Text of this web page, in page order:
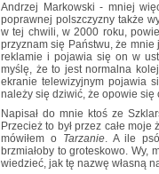
Andrzej Markowski - mniej
poprawnej polszczyzny także
w tej chwili, w 2000 roku,
przyznam się Państwu, że
reklamie i pojawia się on w
myślę, że to jest normalna
ekranie telewizyjnym pojawia
należy się dziwić, że opowie
Napisał do mnie ktoś ze
Przecież to był przez całe moje
mówiłem o Tarzanie. A ile
brzmiałoby to groteskowo. Wy,
wiedzieć, jak tę nazwę własną